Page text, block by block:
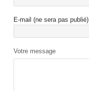
E-mail (ne sera pas publié)
Votre message